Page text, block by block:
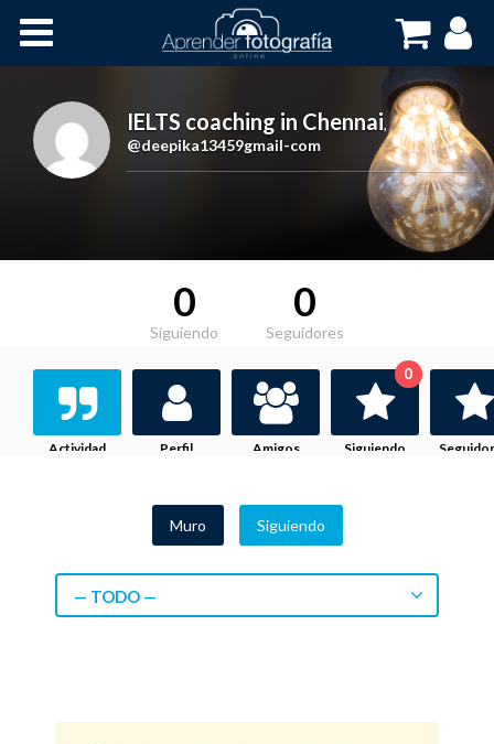
Cursos OnLine
IELTS coaching in Chennai,
@deepika13459gmail-com
0
Siguiendo
0
Seguidores
Actividad Perfil Amigos Siguiendo
0
Muro Siguiendo
— TODO —